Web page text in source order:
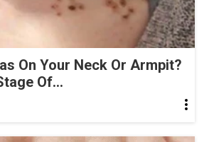
On Your Neck Or Armpit?
Of...